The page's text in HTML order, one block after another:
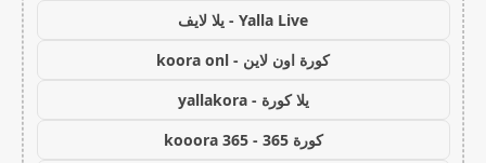
Yalla Live - يلا لايف
كورة اون لاين - koora onl
يلا كورة - yallakora
كورة 365 - kooora 365